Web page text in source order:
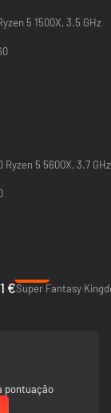
passion and
generated
minions with a wide
that you can
5 1500X, 3.5 GHz
Ryzen 5 5600X, 3.7 GHz
1 €Super Fantasy
pontuação